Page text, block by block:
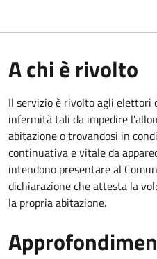
A chi è rivolto
Il servizio è rivolto agli elettori
infermità tali da impedire
abitazione o trovandosi in
continuativa e vitale da
intendono presentare al
dichiarazione che attesta la
la propria abitazione.